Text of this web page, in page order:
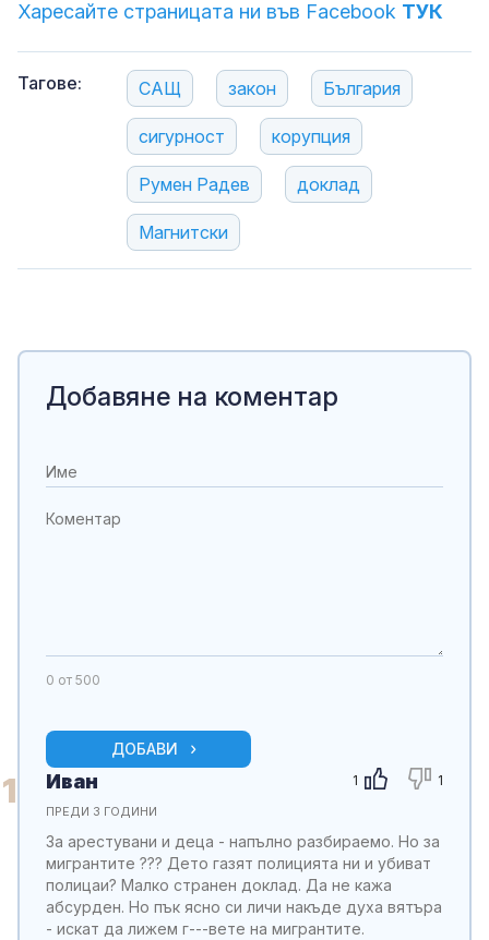
Харесайте страницата ни във Facebook ТУК
Тагове: САЩ закон България
сигурност корупция
Румен Радев доклад
Магнитски
Добавяне на коментар
0 от 500
ДОБАВИ
1 1 1
Иван
ПРЕДИ 3 ГОДИНИ
За арестувани и деца - напълно разбираемо. Но за
мигрантите ??? Дето газят полицията ни и убиват
полицаи? Малко странен доклад. Да не кажа
абсурден. Но пък ясно си личи накъде духа вятъра
- искат да лижем г---вете на мигрантите.